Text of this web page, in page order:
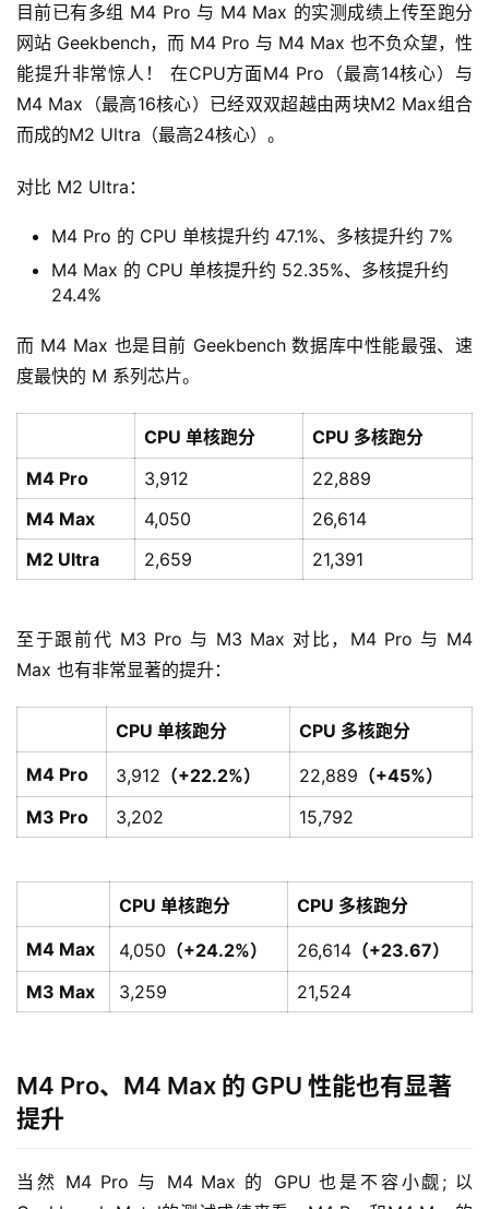
目前已有多组 M4 Pro 与 M4 Max 的实测成绩上传至跑分
网站 Geekbench，而 M4 Pro 与 M4 Max 也不负众望，性
能提升非常惊人！ 在CPU方面M4 Pro（最高14核心）与
M4 Max（最高16核心）已经双双超越由两块M2 Max组合
而成的M2 Ultra（最高24核心）。
对比 M2 Ultra：
M4 Pro 的 CPU 单核提升约 47.1%、多核提升约 7%
M4 Max 的 CPU 单核提升约 52.35%、多核提升约
24.4%
而 M4 Max 也是目前 Geekbench 数据库中性能最强、速
度最快的 M 系列芯片。
CPU 单核跑分
CPU 多核跑分
M4 Pro
3,912
22,889
M4 Max
4,050
26,614
M2 Ultra
2,659 21,391
至于跟前代 M3 Pro 与 M3 Max 对比，M4 Pro 与 M4
Max 也有非常显著的提升：
CPU 单核跑分
CPU 多核跑分
M4 Pro
3,912 （+22.2%） 22,889 （+45%）
M3 Pro
3,202 15,792
CPU 单核跑分
CPU 多核跑分
M4 Max
4,050 （+24.2%） 26,614 （+23.67）
M3 Max
3,259 21,524
M4 Pro、M4 Max 的 GPU 性能也有显著
提升
当然 M4 Pro 与 M4 Max 的 GPU 也是不容小觑; 以